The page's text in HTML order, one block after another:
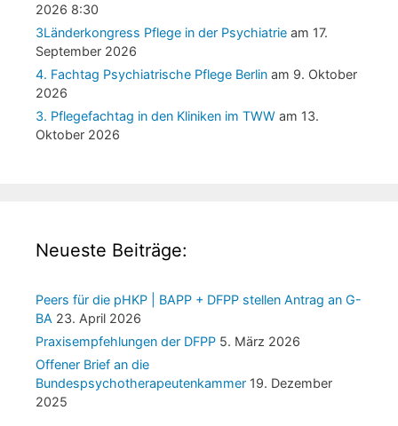
2026 8:30
3Länderkongress Pflege in der Psychiatrie am 17.
September 2026
4. Fachtag Psychiatrische Pflege Berlin am 9. Oktober
2026
3. Pflegefachtag in den Kliniken im TWW am 13.
Oktober 2026
Neueste Beiträge:
Peers für die pHKP | BAPP + DFPP stellen Antrag an G-
BA 23. April 2026
Praxisempfehlungen der DFPP 5. März 2026
Offener Brief an die
Bundespsychotherapeutenkammer 19. Dezember
2025